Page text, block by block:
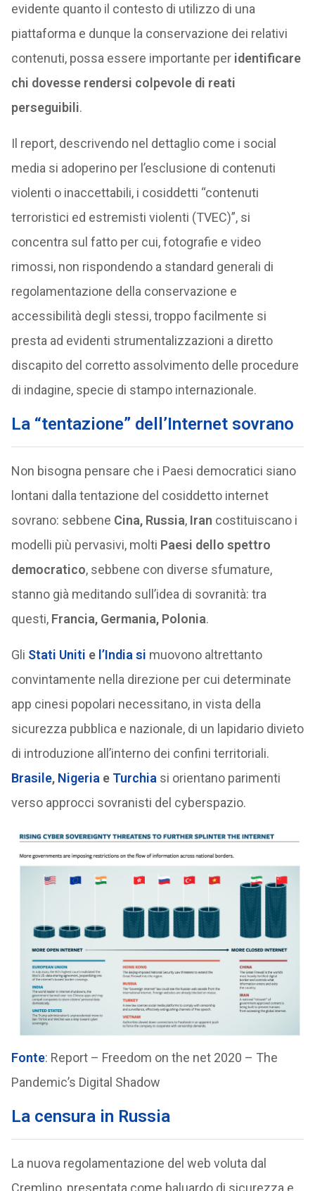
evidente quanto il contesto di utilizzo di una
piattaforma e dunque la conservazione dei relativi
contenuti, possa essere importante per identificare
chi dovesse rendersi colpevole di reati
perseguibili.
Il report, descrivendo nel dettaglio come i social
media si adoperino per l’esclusione di contenuti
violenti o inaccettabili, i cosiddetti “contenuti
terroristici ed estremisti violenti (TVEC)”, si
concentra sul fatto per cui, fotografie e video
rimossi, non rispondendo a standard generali di
regolamentazione della conservazione e
accessibilità degli stessi, troppo facilmente si
presta ad evidenti strumentalizzazioni a diretto
discapito del corretto assolvimento delle procedure
di indagine, specie di stampo internazionale.
La “tentazione” dell’Internet sovrano
Non bisogna pensare che i Paesi democratici siano
lontani dalla tentazione del cosiddetto internet
sovrano: sebbene Cina, Russia, Iran costituiscano i
modelli più pervasivi, molti Paesi dello spettro
democratico, sebbene con diverse sfumature,
stanno già meditando sull’idea di sovranità: tra
questi, Francia, Germania, Polonia.
Gli Stati Uniti e l’India si muovono altrettanto
convintamente nella direzione per cui determinate
app cinesi popolari necessitano, in vista della
sicurezza pubblica e nazionale, di un lapidario divieto
di introduzione all’interno dei confini territoriali.
Brasile, Nigeria e Turchia si orientano parimenti
verso approcci sovranisti del cyberspazio.
Fonte: Report – Freedom on the net 2020 – The
Pandemic’s Digital Shadow
La censura in Russia
La nuova regolamentazione del web voluta dal
Cremlino, presentata come baluardo di sicurezza e